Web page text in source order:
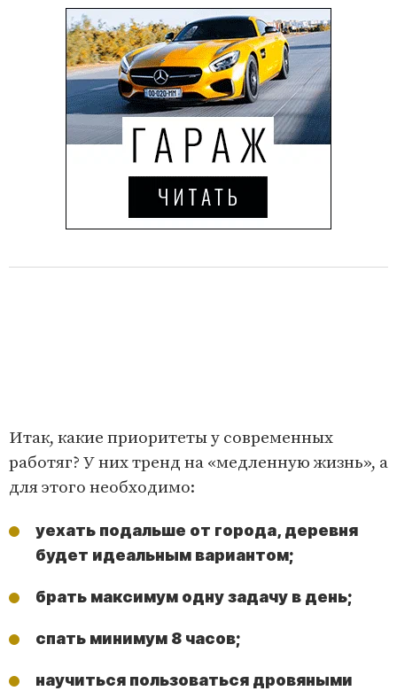
Итак, какие приоритеты у современных
работяг? У них тренд на «медленную жизнь», а
для этого необходимо:
уехать подальше от города, деревня
будет идеальным вариантом;
брать максимум одну задачу в день;
спать минимум 8 часов;
научиться пользоваться дровяными